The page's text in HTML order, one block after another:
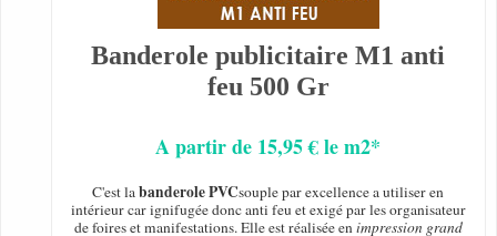
Banderole publicitaire M1 anti
feu 500 Gr
A partir de 15,95 € le m2*
C'est labanderole PVCsouple par excellence a utiliser en
intérieur car ignifugée donc anti feu et exigé par les organisateur
de foires et manifestations. Elle est réalisée enimpression grand